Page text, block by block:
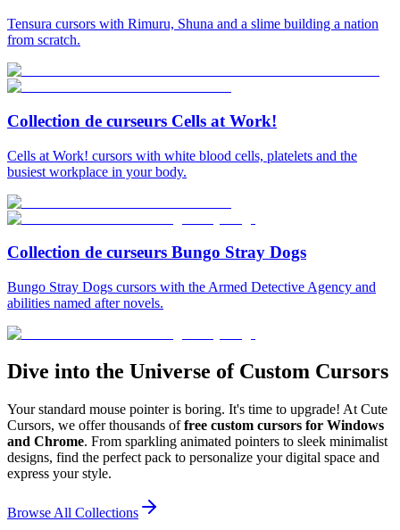
Tensura cursors with Rimuru, Shuna and a slime building a nation
from scratch.
Collection de curseurs Cells at Work!
Cells at Work! cursors with white blood cells, platelets and the
busiest workplace in your body.
Collection de curseurs Bungo Stray Dogs
Bungo Stray Dogs cursors with the Armed Detective Agency and
abilities named after novels.
Dive into the Universe of Custom Cursors
Your standard mouse pointer is boring. It's time to upgrade! At Cute
Cursors, we offer thousands offree custom cursors for Windows
and Chrome. From sparkling animated pointers to sleek minimalist
designs, find the perfect pack to personalize your digital space and
express your style.
Browse All Collections